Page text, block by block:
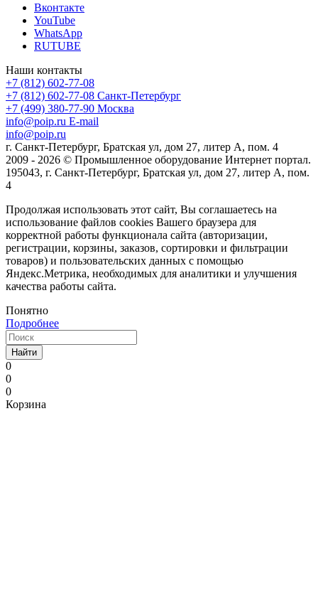
Вконтакте
YouTube
WhatsApp
RUTUBE
Наши контакты
+7 (812) 602-77-08
+7 (812) 602-77-08 Санкт-Петербург
+7 (499) 380-77-90 Москва
info@poip.ru E-mail
info@poip.ru
г. Санкт-Петербург, Братская ул, дом 27, литер А, пом. 4
2009 - 2026 © Промышленное оборудование Интернет портал.
195043, г. Санкт-Петербург, Братская ул, дом 27, литер А, пом.
4
Продолжая использовать этот сайт, Вы соглашаетесь на
использование файлов cookies Вашего браузера для
корректной работы функционала сайта (авторизации,
регистрации, корзины, заказов, сортировки и фильтрации
товаров) и пользовательских данных с помощью
Яндекс.Метрика, необходимых для аналитики и улучшения
качества работы сайта.
Понятно
Подробнее
Найти
0
0
0
Корзина